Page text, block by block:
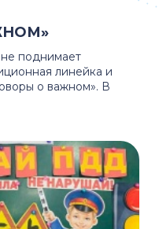
поднимает
линейка и
о важном». В